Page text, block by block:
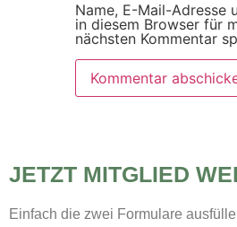
Name, E-Mail-Adresse
in diesem Browser für
nächsten Kommentar
JETZT MITGLIED
Einfach die zwei Formulare